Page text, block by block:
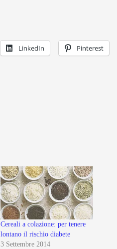
LinkedIn Pinterest
Cereali a colazione: per tenere
lontano il rischio diabete
3 Settembre 2014